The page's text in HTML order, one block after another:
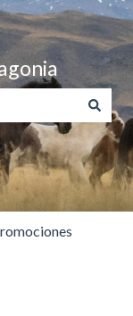
búsqueda está